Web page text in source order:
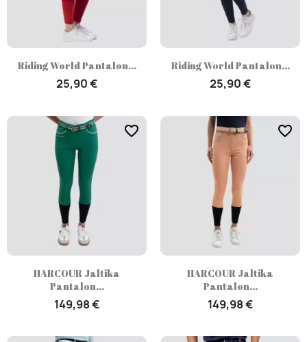
Riding World Pantalon...
25,90 €
Riding World Pantalon...
25,90 €
HARCOUR Jaltika
Pantalon...
149,98 €
favorite_border
HARCOUR Jaltika
Pantalon...
149,98 €
favorite_border